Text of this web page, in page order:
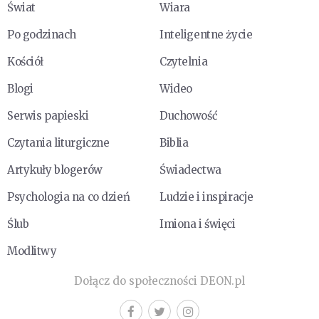
Świat
Wiara
Po godzinach
Inteligentne życie
Kościół
Czytelnia
Blogi
Wideo
Serwis papieski
Duchowość
Czytania liturgiczne
Biblia
Artykuły blogerów
Świadectwa
Psychologia na co dzień
Ludzie i inspiracje
Ślub
Imiona i święci
Modlitwy
Dołącz do społeczności DEON.pl